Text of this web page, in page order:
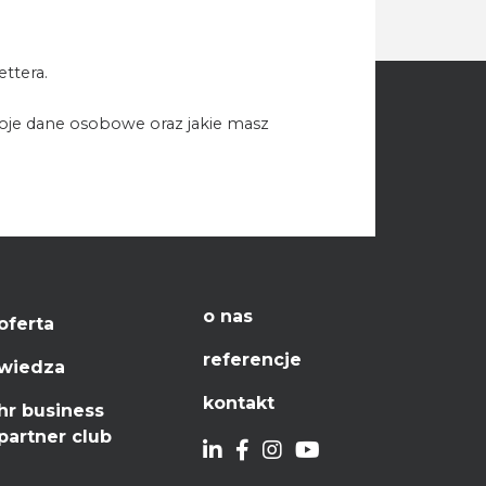
dane osobowe oraz jakie masz
business
club
o nas
referencje
kontakt